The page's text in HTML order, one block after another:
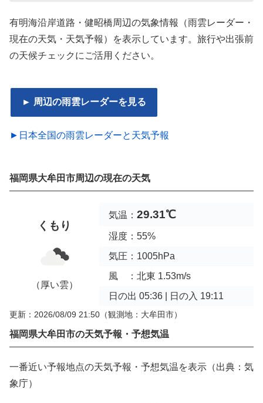
有明海沿岸道路・健昭橋周辺の気象情報（雨雲レーダー・
現在の天気・天気予報）を表示しています。旅行や出張前
の天候チェックにご活用ください。
► 周辺の雨雲レーダーを見る
►日本全国の雨雲レーダーと天気予報
福岡県大牟田市周辺の現在の天気
くもり
（厚い雲）
気温： 29.31℃
湿度：55%
気圧：1005hPa
風 ：北東 1.53m/s
日の出 05:36 | 日の入 19:11
更新：2026/08/09 21:50 （観測地：大牟田市）
福岡県大牟田市の天気予報・予想気温
一番近い予報地点の天気予報・予想気温を表示（出典：気
象庁）